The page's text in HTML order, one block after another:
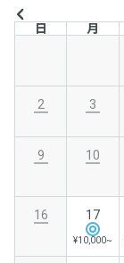
日 月
2 3
9 10
16 17
¥10,000~